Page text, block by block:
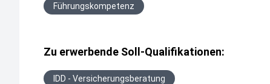
Führungskompetenz
Zu erwerbende Soll-Qualifikationen:
IDD - Versicherungsberatung